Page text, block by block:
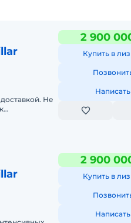
Не
2 900
Купить в
Написать
2 900
Купить в
Написать